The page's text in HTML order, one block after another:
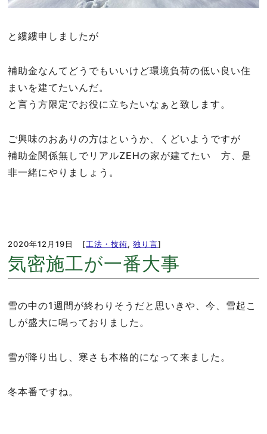
と縷縷申しましたが
補助金なんてどうでもいいけど環境負荷の低い良い住
まいを建てたいんだ。
と言う方限定でお役に立ちたいなぁと致します。
ご興味のおありの方はというか、くどいようですが
補助金関係無しでリアルZEHの家が建てたい 方、是
非一緒にやりましょう。
2020年12月19日 [工法・技術,独り言]
気密施工が一番大事
雪の中の1週間が終わりそうだと思いきや、今、雪起こ
しが盛大に鳴っておりました。
雪が降り出し、寒さも本格的になって来ました。
冬本番ですね。